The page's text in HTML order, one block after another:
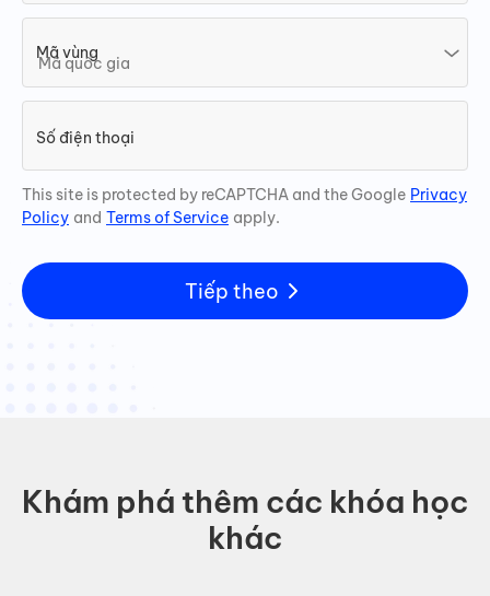
Mã vùng
Số điện thoại
This site is protected by reCAPTCHA and the Google Privacy
Policy and Terms of Service apply.
Tiếp theo
Khám phá thêm các khóa học
khác